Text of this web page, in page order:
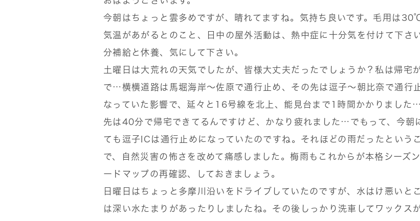
今朝はちょっと雲多めですが、晴れてますね。気持ち良いです。毛用は
気温があがるとのこと、日中の屋外活動は、熱中症に十分気を付けて下さ
分補給と休養、気にして下さい。
土曜日は大荒れの天気でしたが、皆様大丈夫だったでしょうか？私は帰宅
で…横横道路は馬堀海岸〜佐原で通行止め、その先は逗子〜朝比奈で通行
なっていた影響で、延々と16号線を北上、能見台まで1時間かかりました
先は40分で帰宅できてるんですけど、かなり疲れました…でもって、今朝
ても逗子ICは通行止めになっていたのですね。それほどの雨だったという
で、自然災害の怖さを改めて痛感しました。梅雨もこれからが本格シーズ
ードマップの再確認、しておきましょう。
日曜日はちょっと多摩川沿いをドライブしていたのですが、水はけ悪いと
は深い水たまりがあったりしましたね。その後しっかり洗車してワックス